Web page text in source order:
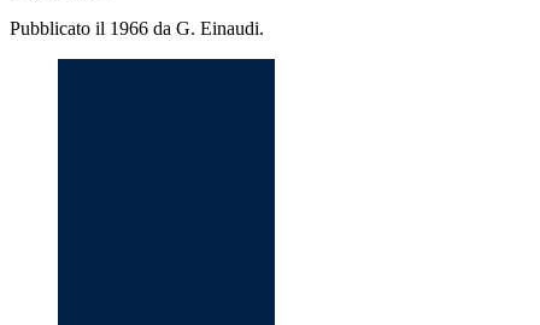
Pubblicato il 1966 da G. Einaudi.